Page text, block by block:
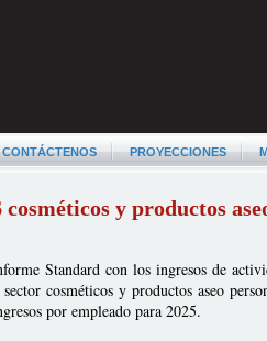
CONTÁCTENOS PROYECCIONES
y productos
Standard con los ingresos de
cosméticos y productos aseo
por empleado para 2025.